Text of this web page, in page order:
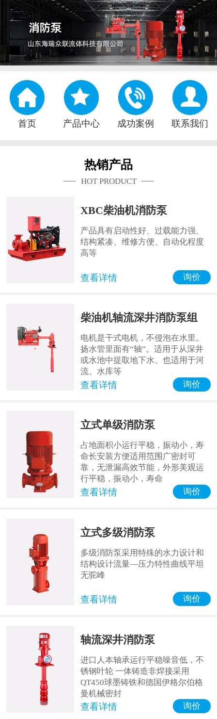
首页 产品中心 成功案例 联系我们
热销产品
HOT PRODUCT
XBC柴油机消防泵
产品具有启动性好、过载能力强、
结构紧凑、维修方便、自动化程度
高等
查看详情 询价
柴油机轴流深井消防泵组
电机是干式电机，不侵泡在水里。
扬水管里面有“轴”。适用于从深井
或水池中提取地下水、也适用于河
流、水库等
查看详情 询价
立式单级消防泵
占地面积小运行平稳，振动小，寿
命长安装方便适用范围广密封可
靠，无泄漏高效节能，外形美观运
行平稳，振动小，寿命
查看详情 询价
立式多级消防泵
多级消防泵采用特殊的水力设计和
结构设计流量—压力特性曲线平坦
无驼峰
查看详情 询价
轴流深井消防泵
进口人本轴承运行平稳噪音低，不
锈钢叶轮 一体铸造非焊接采用
QT450球墨铸铁和德国伊格尔伯格
曼机械密封
查看详情 询价